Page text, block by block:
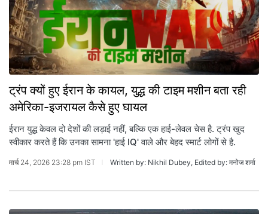
ट्रंप क्यों हुए ईरान के कायल, युद्ध की टाइम मशीन बता रही
अमेरिका-इजरायल कैसे हुए घायल
ईरान युद्ध केवल दो देशों की लड़ाई नहीं, बल्कि एक हाई-लेवल चेस है. ट्रंप खुद
स्वीकार करते हैं कि उनका सामना 'हाई IQ' वाले और बेहद स्मार्ट लोगों से है.
मार्च 24, 2026 23:28 pm IST Written by: Nikhil Dubey, Edited by: मनोज शर्मा